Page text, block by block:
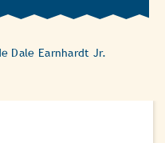
Dale Earnhardt Jr.